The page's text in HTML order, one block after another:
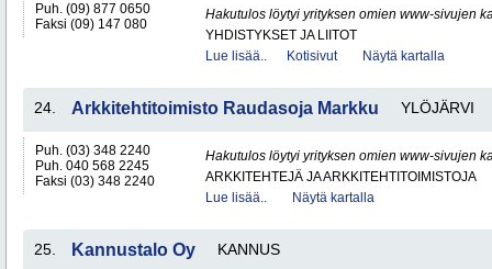
Puh. (09) 877 0650
Faksi (09) 147 080
Hakutulos löytyi yrityksen omien www-sivujen
YHDISTYKSET JA LIITOT
Lue lisää..
Kotisivut Näytä kartalla
24. Arkkitehtitoimisto Raudasoja Markku YLÖJÄRVI
Puh. (03) 348 2240
Puh. 040 568 2245
Faksi (03) 348 2240
Hakutulos löytyi yrityksen omien www-sivujen
ARKKITEHTEJÄ JA ARKKITEHTITOIMISTOJA
Lue lisää..
Näytä kartalla
25. Kannustalo Oy KANNUS